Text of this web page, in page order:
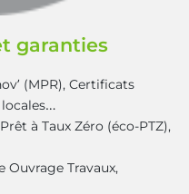
garanties
(MPR), Certificats
locales…
à Taux Zéro (éco-PTZ),
Ouvrage Travaux,